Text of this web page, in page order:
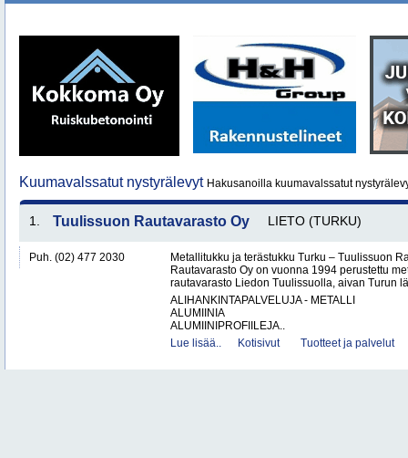
Kuumavalssatut nystyrälevyt Hakusanoilla kuumavalssatut
1. Tuulissuon Rautavarasto Oy LIETO (TURKU)
Puh. (02) 477 2030
Metallitukku ja terästukku Turku – Tuulissuon
Rautavarasto Oy on vuonna 1994 perustettu
rautavarasto Liedon Tuulissuolla, aivan Turun
ALIHANKINTAPALVELUJA - METALLI
ALUMIINIA
ALUMIINIPROFIILEJA..
Lue lisää..
Kotisivut Tuotteet ja palvelut